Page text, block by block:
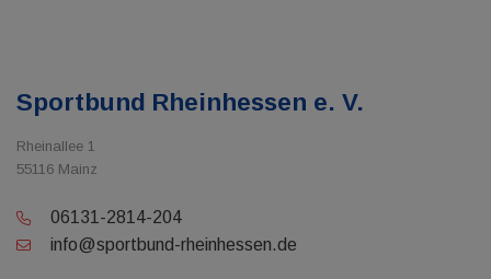
Sportbund Rheinhessen e. V.
Rheinallee 1
55116 Mainz
06131-2814-204
info@sportbund-rheinhessen.de